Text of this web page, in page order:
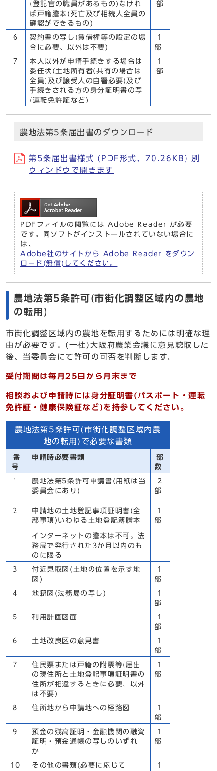
(登記官の職員があるもの)なけれ
ば戸籍謄本(死亡及び相続人全員の
確認ができるもの)
部
6
契約書の写し(賃借権等の設定の場
合に必要、以外は不要)
1
部
7
本人以外が申請手続きする場合は
委任状(土地所有者(共有の場合は
全員)及び譲受人の自署必要)及び
手続きされる方の身分証明書の写
(運転免許証など)
1
部
農地法第5条届出書のダウンロード
第5条届出書様式 (PDF形式、70.26KB) 別
ウィンドウで開きます
PDFファイルの閲覧には Adobe Reader が必要
です。同ソフトがインストールされていない場合に
は、
Adobe社のサイトから Adobe Reader をダウン
ロード(無償)してください。
農地法第5条許可(市街化調整区域内の農地
の転用)
市街化調整区域内の農地を転用するためには明確な理
由が必要です。(一社)大阪府農業会議に意見聴取した
後、当委員会にて許可の可否を判断します。
受付期間は毎月25日から月末まで
相談および申請時には身分証明書(パスポート・運転
免許証・健康保険証など)を持参してください。
農地法第5条許可(市街化調整区域内農
地の転用)で必要な書類
番
号
申請時必要書類
部
数
1
農地法第5条許可申請書(用紙は当
委員会にあり)
2
部
2
申請地の土地登記事項証明書(全
部事項)いわゆる土地登記簿謄本
インターネットの謄本は不可。法
務局で発行された3か月以内のも
のに限る
1
部
3
付近見取図(土地の位置を示す地
図)
1
部
4 地籍図(法務局の写し)
1
部
5 利用計画図面
1
部
6 土地改良区の意見書
1
部
7
住民票または戸籍の附票等(届出
の現住所と土地登記事項証明書の
住所が相違するときに必要、以外
は不要)
1
部
8 住所地から申請地への経路図
1
部
9
預金の残高証明・金融機関の融資
証明・預金通帳の写しのいずれ
か
1
部
10
その他の書類(必要に応じて
1